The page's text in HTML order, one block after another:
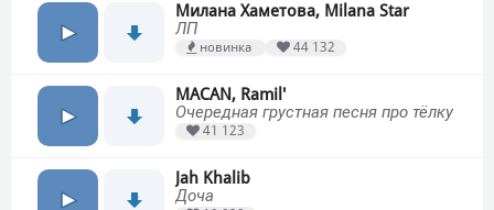
Милана Хаметова, Milana Star
ЛП
новинка 44 132
MACAN, Ramil'
Очередная грустная песня про тёлку
41 123
Jah Khalib
Доча